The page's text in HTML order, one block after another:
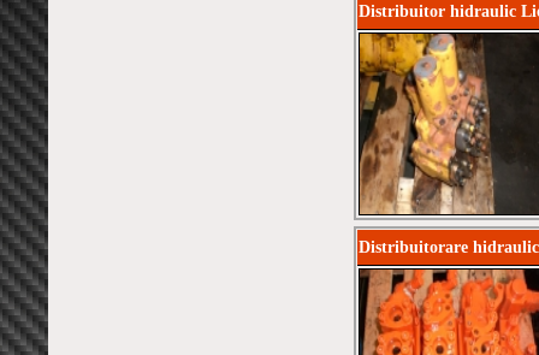
Distribuitor hidraulic
Distribuitorare